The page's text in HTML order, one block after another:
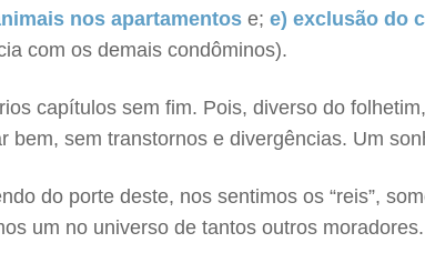
nos apartamentos e; e) exclusão do
com os demais condôminos).
capítulos sem fim. Pois, diverso do
bem, sem transtornos e divergências. Um
do porte deste, nos sentimos os “reis”,
um no universo de tantos outros